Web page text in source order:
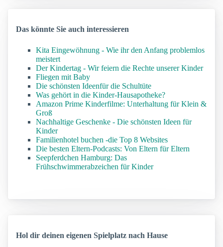
Das könnte Sie auch interessieren
Kita Eingewöhnung - Wie ihr den Anfang problemlos
meistert
Der Kindertag - Wir feiern die Rechte unserer Kinder
Fliegen mit Baby
Die schönsten Ideenfür die Schultüte
Was gehört in die Kinder-Hausapotheke?
Amazon Prime Kinderfilme: Unterhaltung für Klein &
Groß
Nachhaltige Geschenke - Die schönsten Ideen für
Kinder
Familienhotel buchen -die Top 8 Websites
Die besten Eltern-Podcasts: Von Eltern für Eltern
Seepferdchen Hamburg: Das
Frühschwimmerabzeichen für Kinder
Hol dir deinen eigenen Spielplatz nach Hause